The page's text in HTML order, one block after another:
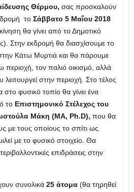
Θέρμου, σας προσκαλούν
το Σάββατο 5 Μαΐου 2018
θα γίνει από το Δημοτικό
Στην εκδρομή θα διασχίσουμε το
Κάτω Μυρτιά και θα πάρουμε
περιοχή, τον παλιό οικισμό, αλλά
λειτουργεί στην περιοχή. Στο τέλος
φυσικό τοπίο θα γίνει ένα
το Επιστημονικό Στέλεχος του
Μάκη (ΜΑ, Ph.D), που θα
με τους οποίους το σπίτι ως
με το φυσικό στοιχείο. Θα
επιδράσεις στην
συνολικά 25 άτομα(θα τηρηθεί